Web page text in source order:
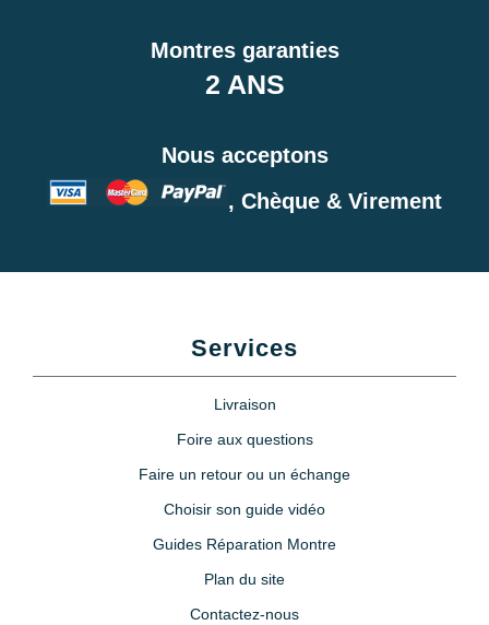
Montres garanties
2 ANS
Nous acceptons
, Chèque & Virement
Services
Livraison
Foire aux questions
Faire un retour ou un échange
Choisir son guide vidéo
Guides Réparation Montre
Plan du site
Contactez-nous